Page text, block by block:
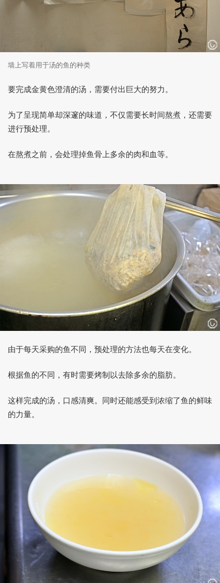
墙上写着用于汤的鱼的种类
要完成金黄色澄清的汤，需要付出巨大的努力。
为了呈现简单却深邃的味道，不仅需要长时间熬煮，还需要
进行预处理。
在熬煮之前，会处理掉鱼骨上多余的肉和血等。
由于每天采购的鱼不同，预处理的方法也每天在变化。
根据鱼的不同，有时需要烤制以去除多余的脂肪。
这样完成的汤，口感清爽。同时还能感受到浓缩了鱼的鲜味
的力量。